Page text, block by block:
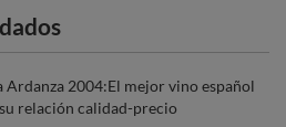
Ardanza 2004:El mejor vino español
relación calidad-precio